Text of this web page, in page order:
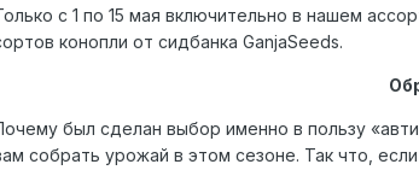
с 1 по 15 мая включительно в нашем
конопли от сидбанка GanjaSeeds.
был сделан выбор именно в пользу
собрать урожай в этом сезоне. Так что,